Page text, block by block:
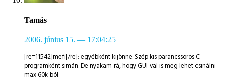
Tamás
2006. június 15. — 17:04:25
[re=11542]mefi[/re]: egyébként kijönne. Szép kis parancssoros C
programként simán. De nyakam rá, hogy GUI-val is meg lehet csinálni
max 60k-ból.